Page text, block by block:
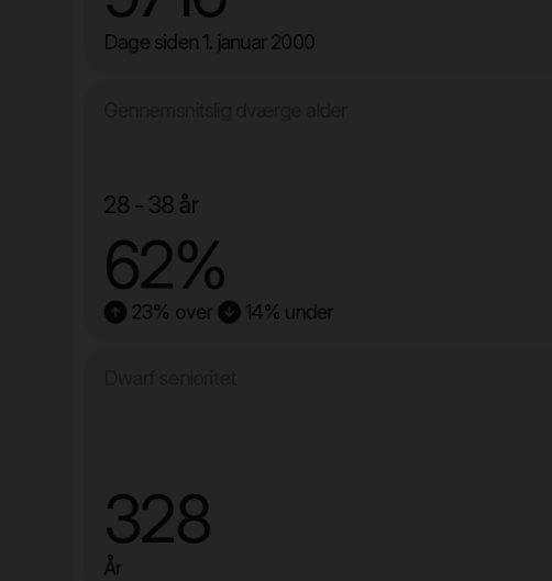
Dage siden 1. januar 2000
28 - 38 år
62%
23% over 14% under
328
År